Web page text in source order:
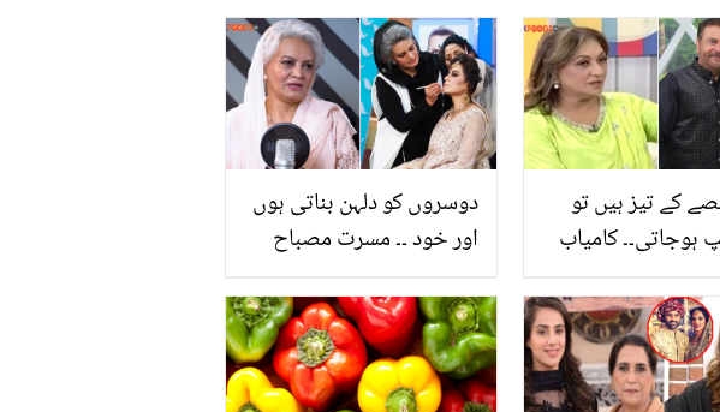
دوسروں کو دلہن بناتی ہوں
اور خود ۔۔ مسرت مصباح
بار اپنی ازواجی زندگی کی
حقیقت کھول کے رکھ دی
کے تیز ہیں تو
کامیاب
تنقید کی زد میں